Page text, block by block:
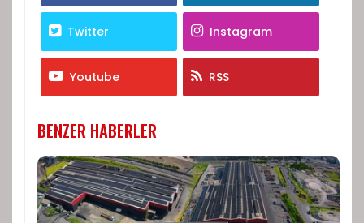
Twitter Instagram
Youtube RSS
BENZER HABERLER